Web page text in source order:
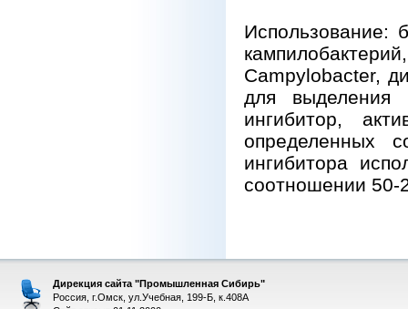
Использование:
Campylobacter,
для выделения
ингибитор,
определенных
ингибитора
соотношении 50-
Дирекция сайта "Промышленная Сибирь"
Россия, г.Омск, ул.Учебная, 199-Б, к.408А